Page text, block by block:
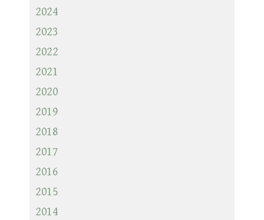
2024
2023
2022
2021
2020
2019
2018
2017
2016
2015
2014